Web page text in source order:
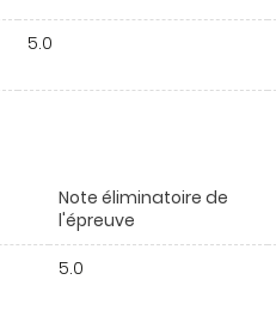
5.0
Note éliminatoire de
l'épreuve
5.0